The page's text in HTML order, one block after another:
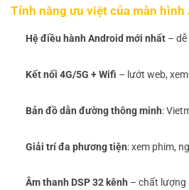
Tính năng ưu việt của màn hình
Hệ điều hành Android mới nhất– dễ
Kết nối 4G/5G + Wifi – lướt web,
Bản đồ dẫn đường thông minh:
Giải trí đa phương tiện: xem phim,
Âm thanh DSP 32 kênh – chất lượng